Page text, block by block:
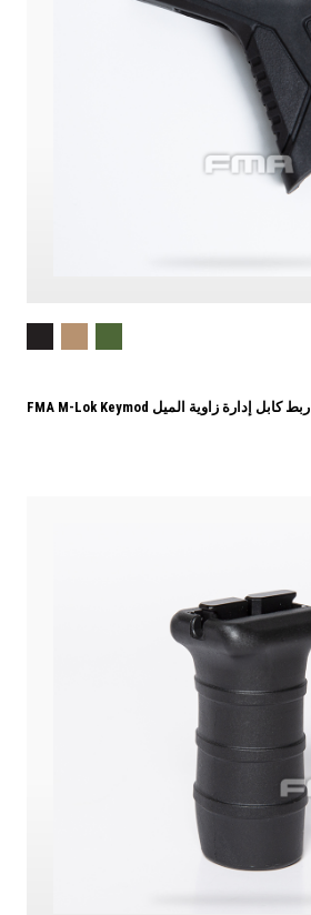
FMA M-Lok Keymod ربط كابل إدارة زاوية الميل